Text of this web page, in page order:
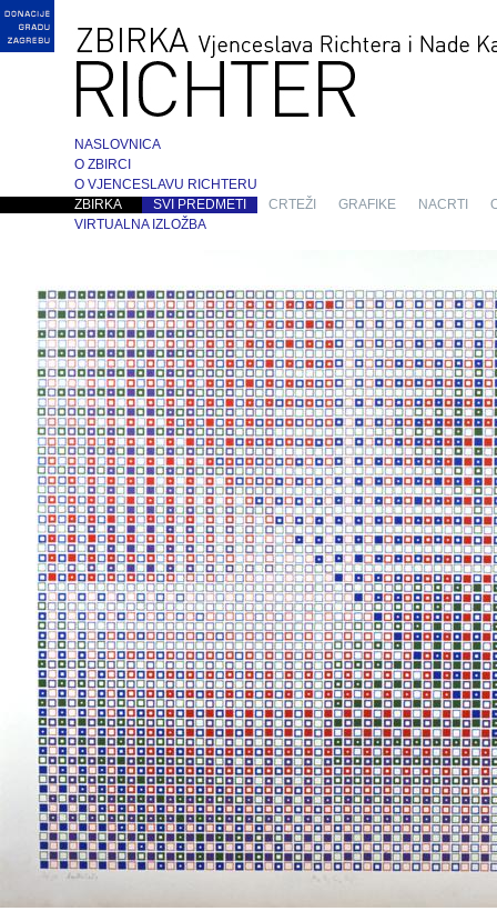
NASLOVNICA
O ZBIRCI
O VJENCESLAVU RICHTERU
ZBIRKA
SVI PREDMETI CRTEŽI GRAFIKE NACRTI
VIRTUALNA IZLOŽBA